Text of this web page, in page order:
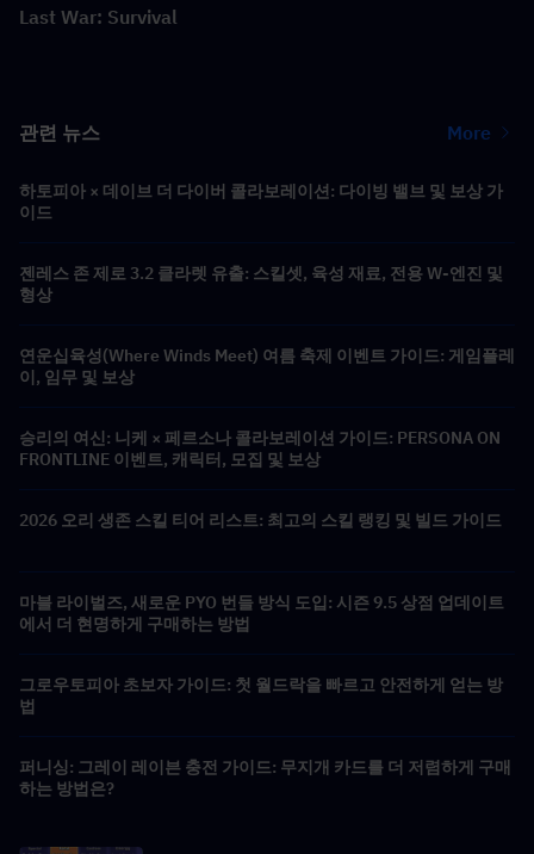
Last War: Survival
관련 뉴스 More
하토피아 × 데이브 더 다이버 콜라보레이션: 다이빙 밸브 및 보상 가
이드
젠레스 존 제로 3.2 클라렛 유출: 스킬셋, 육성 재료, 전용 W-엔진 및
형상
연운십육성(Where Winds Meet) 여름 축제 이벤트 가이드: 게임플레
이, 임무 및 보상
승리의 여신: 니케 × 페르소나 콜라보레이션 가이드: PERSONA ON
FRONTLINE 이벤트, 캐릭터, 모집 및 보상
2026 오리 생존 스킬 티어 리스트: 최고의 스킬 랭킹 및 빌드 가이드
마블 라이벌즈, 새로운 PYO 번들 방식 도입: 시즌 9.5 상점 업데이트
에서 더 현명하게 구매하는 방법
그로우토피아 초보자 가이드: 첫 월드락을 빠르고 안전하게 얻는 방
법
퍼니싱: 그레이 레이븐 충전 가이드: 무지개 카드를 더 저렴하게 구매
하는 방법은?